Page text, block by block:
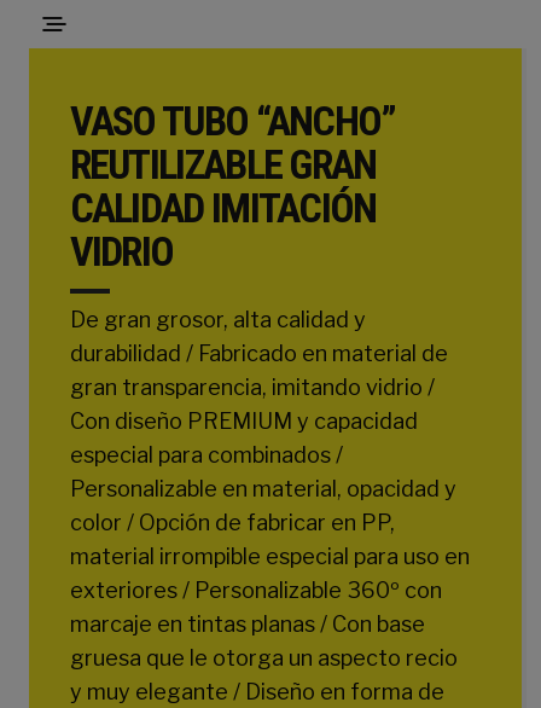
VASO TUBO “ANCHO”
REUTILIZABLE GRAN
CALIDAD IMITACIÓN
VIDRIO
De gran grosor, alta calidad y
durabilidad / Fabricado en material de
gran transparencia, imitando vidrio /
Con diseño PREMIUM y capacidad
especial para combinados /
Personalizable en material, opacidad y
color / Opción de fabricar en PP,
material irrompible especial para uso en
exteriores / Personalizable 360º con
marcaje en tintas planas / Con base
gruesa que le otorga un aspecto recio
y muy elegante / Diseño en forma de